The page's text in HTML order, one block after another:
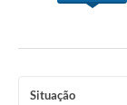
Situação